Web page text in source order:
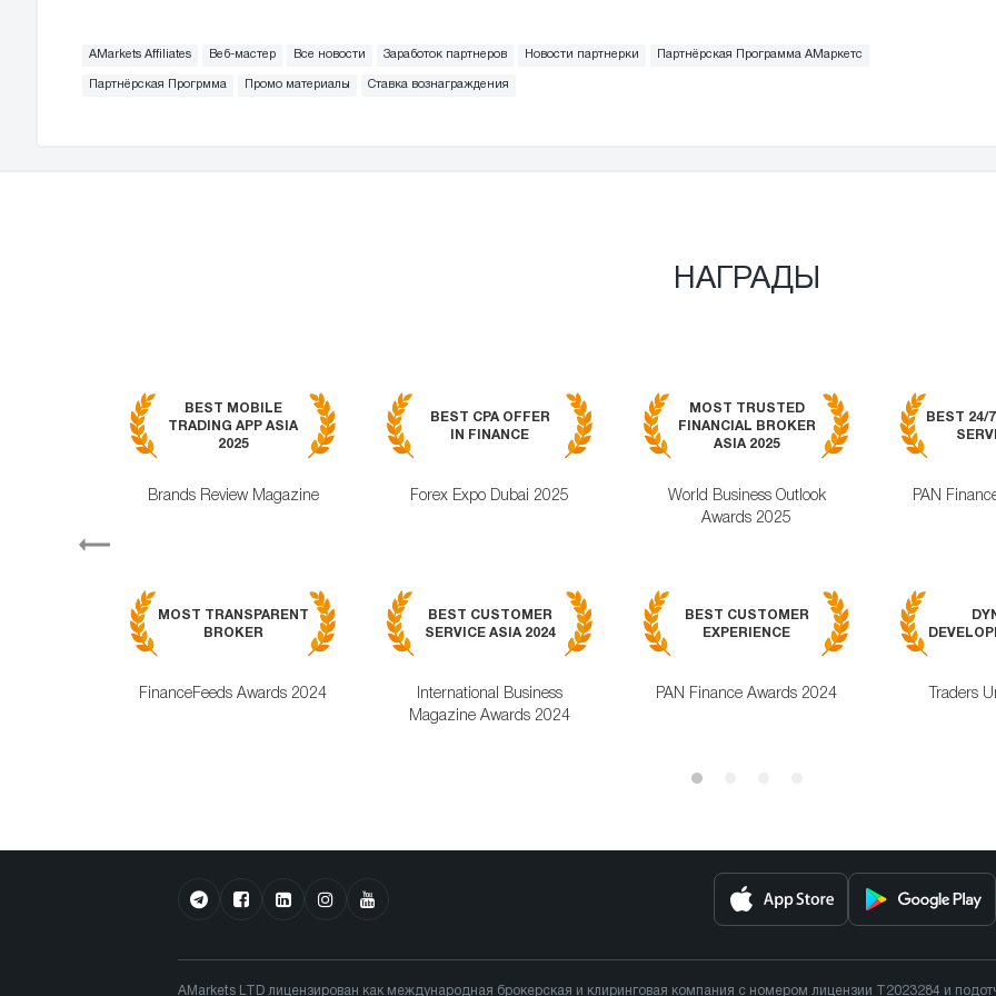
AMarkets Affiliates Веб-мастер Все новости Заработок партнеров Новости партнерки Партнёрская Программа АМаркетс
Партнёрская Прогрмма Промо материалы Ставка вознаграждения
НАГРАДЫ
Previous
BEST MOBILE
TRADING APP ASIA
2025
Brands Review Magazine
BEST CPA OFFER
IN FINANCE
Forex Expo Dubai 2025
MOST TRUSTED
FINANCIAL BROKER
ASIA 2025
World Business Outlook
Awards 2025
BEST 24/
PAN
MOST TRANSPARENT
BROKER
FinanceFeeds Awards 2024
BEST CUSTOMER
SERVICE ASIA 2024
International Business
Magazine Awards 2024
BEST CUSTOMER
EXPERIENCE
PAN Finance Awards 2024 Traders
AMarkets LTD лицензирован как международная брокерская и клиринговая компания с номером лицензии T2023284 и